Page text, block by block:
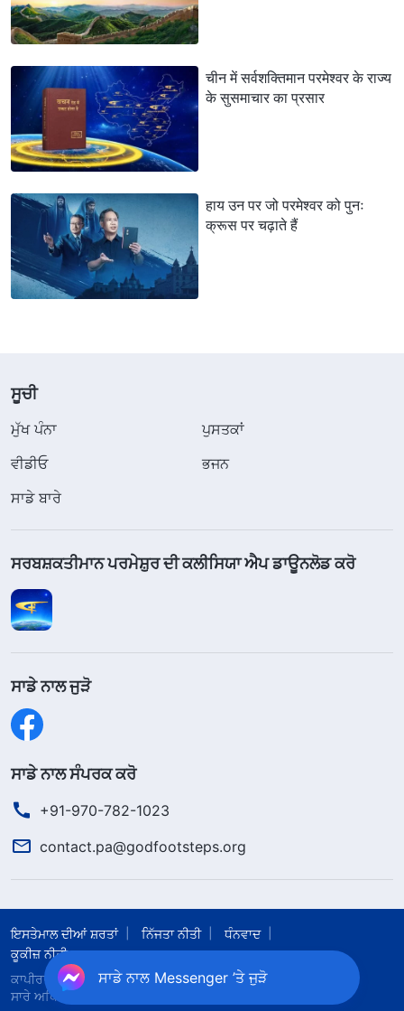
चीन में सर्वशक्तिमान परमेश्वर के राज्य
के सुसमाचार का प्रसार
हाय उन पर जो परमेश्वर को पुनः
क्रूस पर चढ़ाते हैं
ਸੂਚੀ
ਮੁੱਖ ਪੰਨਾ
ਪੁਸਤਕਾਂ
ਵੀਡੀਓ
ਭਜਨ
ਸਾਡੇ ਬਾਰੇ
ਸਰਬਸ਼ਕਤੀਮਾਨ ਪਰਮੇਸ਼ੁਰ ਦੀ ਕਲੀਸਿਯਾ ਐਪ ਡਾਊਨਲੋਡ ਕਰੋ
ਸਾਡੇ ਨਾਲ ਜੁੜੋ
ਸਾਡੇ ਨਾਲ ਸੰਪਰਕ ਕਰੋ
+91-970-782-1023
contact.pa@godfootsteps.org
ਇਸਤੇਮਾਲ ਦੀਆਂ ਸ਼ਰਤਾਂ ਨਿੱਜਤਾ ਨੀਤੀ
ਧੰਨਵਾਦ
ਕੂਕੀਜ਼ ਨੀਤੀ
ਕਾਪੀਰਾਈਟ © 2026ਸਰਬਸ਼ਕਤੀਮਾਨ ਪਰਮੇਸ਼ੁਰ ਦੀ ਕਲੀਸਿਯਾ।
ਸਾਰੇ ਅਧਿਕਾਰ ਰਾਖਵੇਂ ਹਨ।
ਸਾਡੇ ਨਾਲ Messenger ’ਤੇ ਜੁੜੋ